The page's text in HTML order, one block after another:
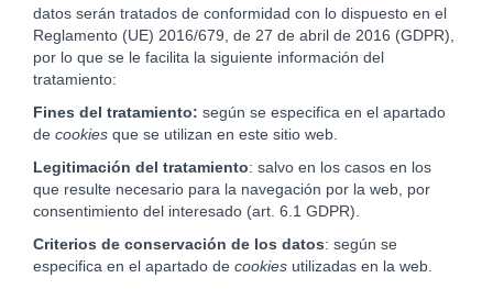
datos serán tratados de conformidad con lo dispuesto en el
Reglamento (UE) 2016/679, de 27 de abril de 2016 (GDPR),
por lo que se le facilita la siguiente información del
tratamiento:
Fines del tratamiento: según se especifica en el apartado
de cookies que se utilizan en este sitio web.
Legitimación del tratamiento: salvo en los casos en los
que resulte necesario para la navegación por la web, por
consentimiento del interesado (art. 6.1 GDPR).
Criterios de conservación de los datos: según se
especifica en el apartado de cookies utilizadas en la web.